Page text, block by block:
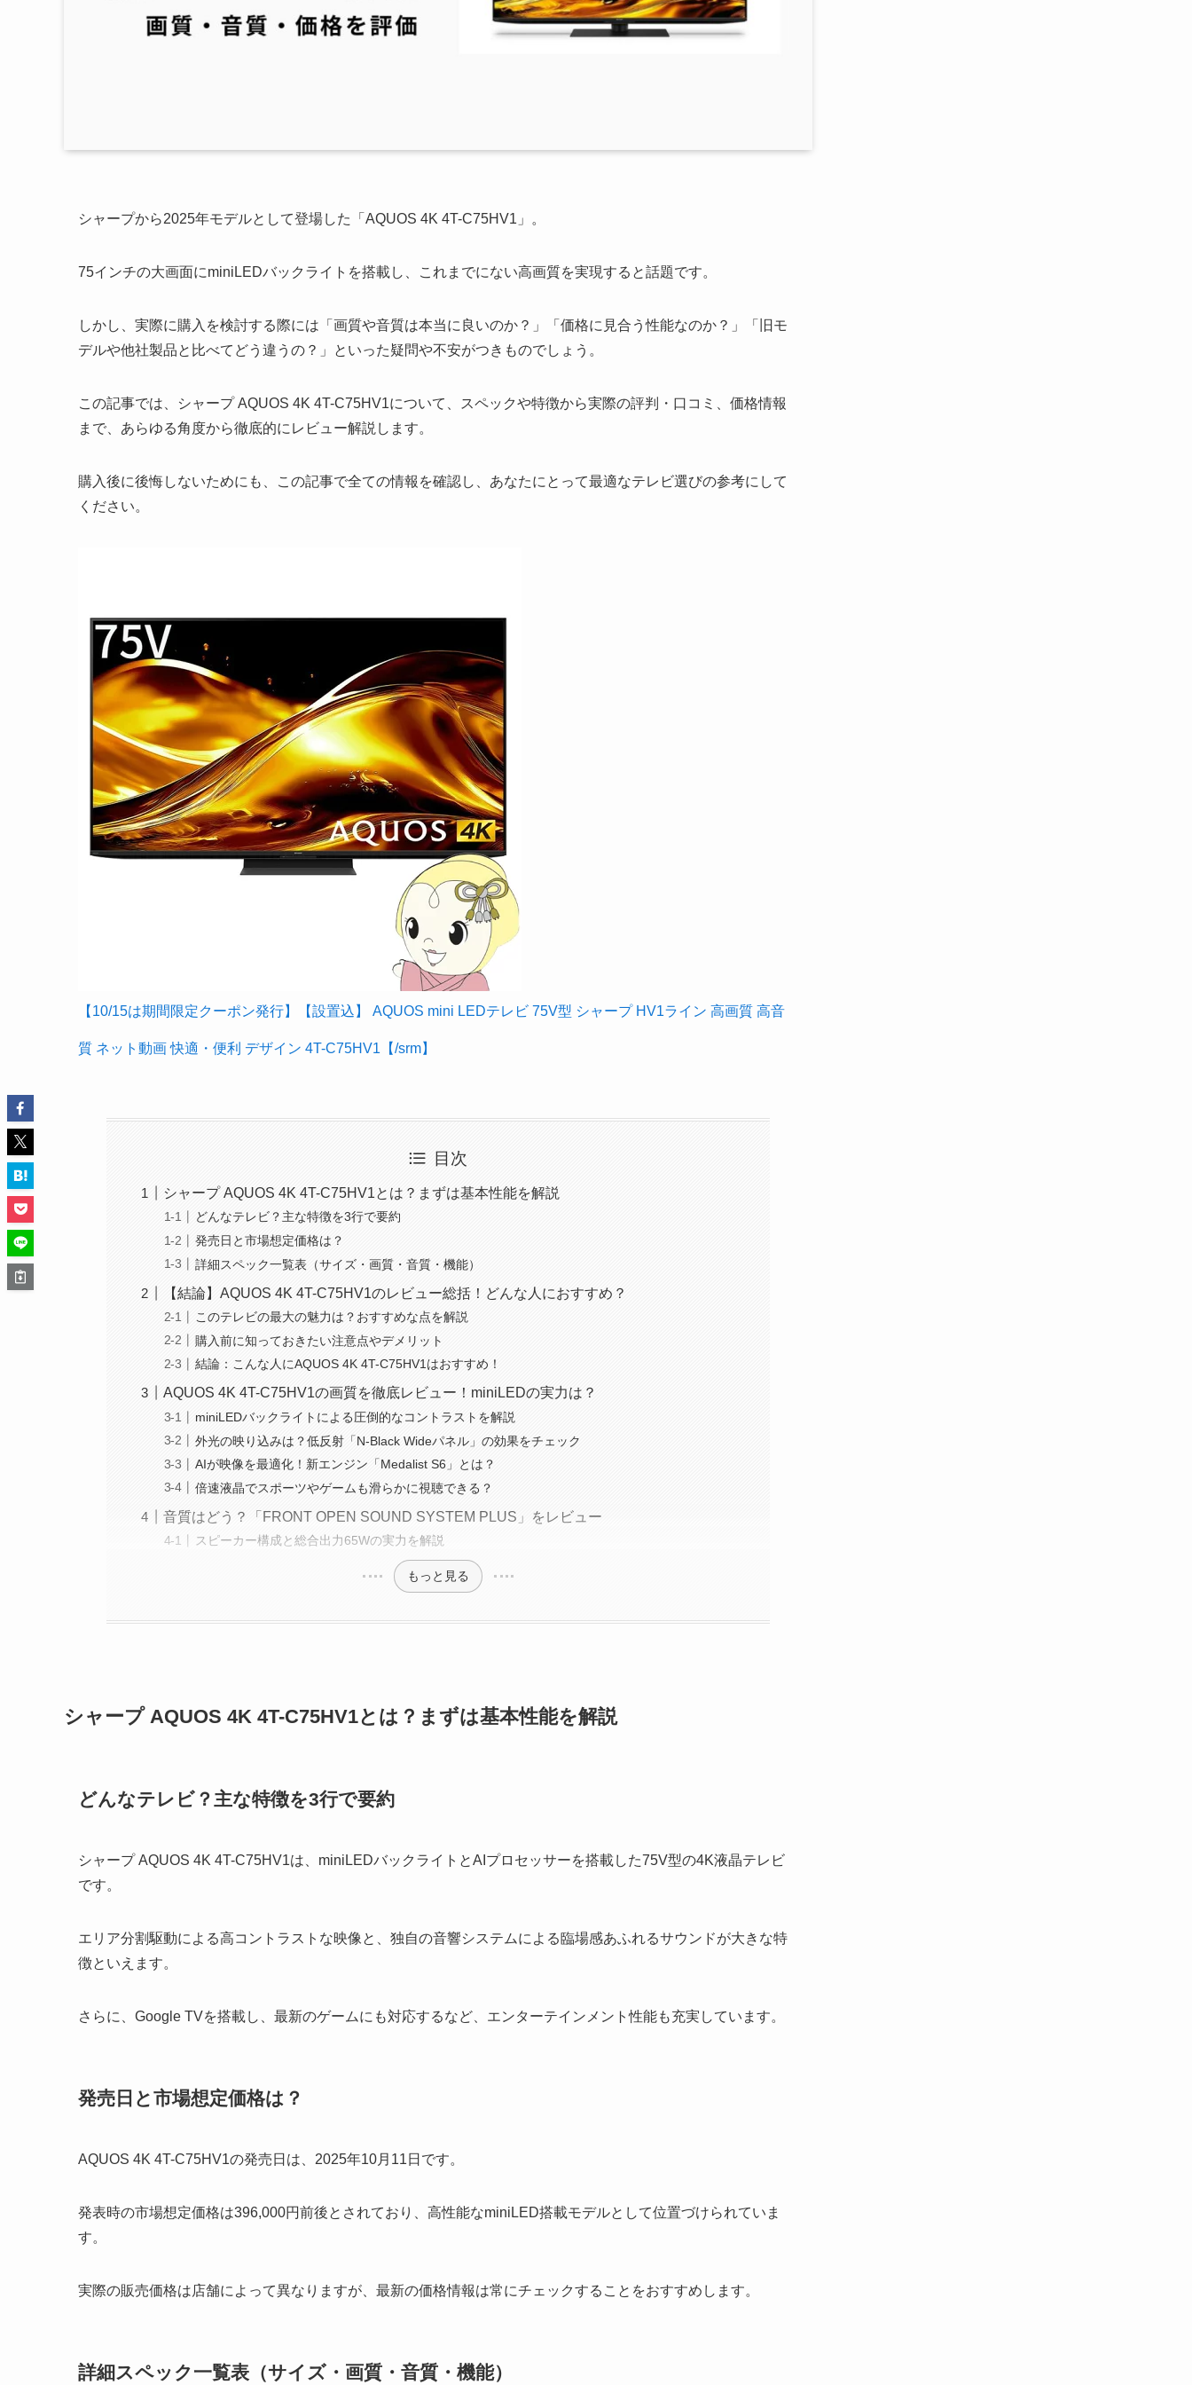
シャープから2025年モデルとして登場した「AQUOS 4K 4T-C75HV1」。
75インチの大画面にminiLEDバックライトを搭載し、これまでにない高画質を実現すると話題です。
しかし、実際に購入を検討する際には「画質や音質は本当に良いのか？」「価格に見合う性能なのか？」「旧モ
デルや他社製品と比べてどう違うの？」といった疑問や不安がつきものでしょう。
この記事では、シャープ AQUOS 4K 4T-C75HV1について、スペックや特徴から実際の評判・口コミ、価格情報
まで、あらゆる角度から徹底的にレビュー解説します。
購入後に後悔しないためにも、この記事で全ての情報を確認し、あなたにとって最適なテレビ選びの参考にして
ください。
【10/15は期間限定クーポン発行】【設置込】 AQUOS mini LEDテレビ 75V型 シャープ HV1ライン 高画質 高音
質 ネット動画 快適・便利 デザイン 4T-C75HV1【/srm】
目次
シャープ AQUOS 4K 4T-C75HV1とは？まずは基本性能を解説
どんなテレビ？主な特徴を3行で要約
発売日と市場想定価格は？
詳細スペック一覧表（サイズ・画質・音質・機能）
【結論】AQUOS 4K 4T-C75HV1のレビュー総括！どんな人におすすめ？
このテレビの最大の魅力は？おすすめな点を解説
購入前に知っておきたい注意点やデメリット
結論：こんな人にAQUOS 4K 4T-C75HV1はおすすめ！
AQUOS 4K 4T-C75HV1の画質を徹底レビュー！miniLEDの実力は？
miniLEDバックライトによる圧倒的なコントラストを解説
外光の映り込みは？低反射「N-Black Wideパネル」の効果をチェック
AIが映像を最適化！新エンジン「Medalist S6」とは？
倍速液晶でスポーツやゲームも滑らかに視聴できる？
音質はどう？「FRONT OPEN SOUND SYSTEM PLUS」をレビュー
スピーカー構成と総合出力65Wの実力を解説
もっと見る
シャープ AQUOS 4K 4T-C75HV1とは？まずは基本性能を解説
どんなテレビ？主な特徴を3行で要約
シャープ AQUOS 4K 4T-C75HV1は、miniLEDバックライトとAIプロセッサーを搭載した75V型の4K液晶テレビ
です。
エリア分割駆動による高コントラストな映像と、独自の音響システムによる臨場感あふれるサウンドが大きな特
徴といえます。
さらに、Google TVを搭載し、最新のゲームにも対応するなど、エンターテインメント性能も充実しています。
発売日と市場想定価格は？
AQUOS 4K 4T-C75HV1の発売日は、2025年10月11日です。
発表時の市場想定価格は396,000円前後とされており、高性能なminiLED搭載モデルとして位置づけられていま
す。
実際の販売価格は店舗によって異なりますが、最新の価格情報は常にチェックすることをおすすめします。
詳細スペック一覧表（サイズ・画質・音質・機能）